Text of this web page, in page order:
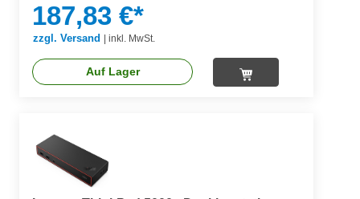
187,83 €*
zzgl. Versand inkl. MwSt.
Auf Lager